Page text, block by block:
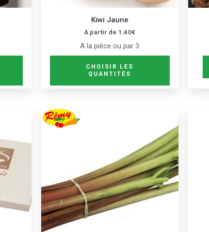
sur
Kiwi Jaune
A partir de 1.40€
A la pièce ou par 3
CHOISIR LES
QUANTITÉS